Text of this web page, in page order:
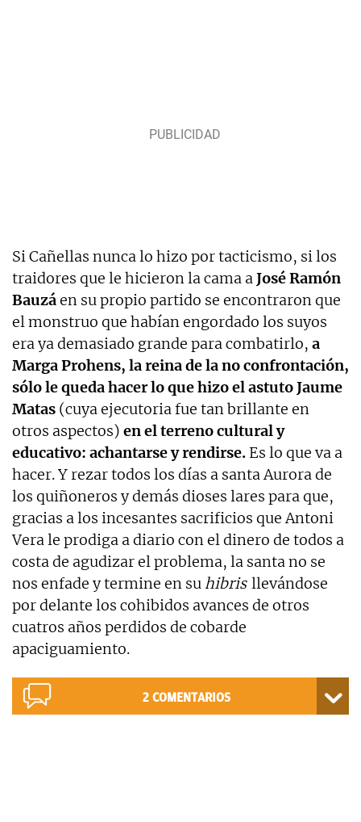
Si Cañellas nunca lo hizo por tacticismo, si los
traidores que le hicieron la cama aJosé Ramón
Bauzáen su propio partido se encontraron que
el monstruo que habían engordado los suyos
era ya demasiado grande para combatirlo, a
Marga Prohens, la reina de la no confrontación,
sólo le queda hacer lo que hizo el astuto Jaume
Matas (cuya ejecutoria fue tan brillante en
otros aspectos) en el terreno cultural y
educativo: achantarse y rendirse. Es lo que va a
hacer. Y rezar todos los días a santa Aurora de
los quiñoneros y demás dioses lares para que,
gracias a los incesantes sacrificios que Antoni
Vera le prodiga a diario con el dinero de todos a
costa de agudizar el problema, la santa no se
nos enfade y termine en suhibris llevándose
por delante los cohibidos avances de otros
cuatros años perdidos de cobarde
apaciguamiento.
2 COMENTARIOS